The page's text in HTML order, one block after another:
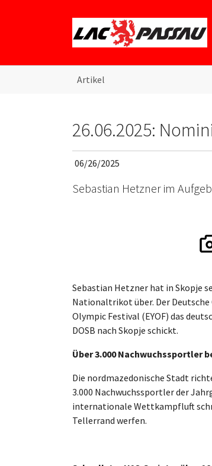
Artikel
26.06.2025:
06/26/2025
Sebastian Hetzner im
Sebastian Hetzner hat in Skopje
Nationaltrikot über. Der
Olympic Festival (EYOF) das
DOSB nach Skopje schickt.
Über 3.000 Nachwuchssportler
Die nordmazedonische Stadt
3.000 Nachwuchssportler der
internationale Wettkampfluft
Tellerrand werfen.